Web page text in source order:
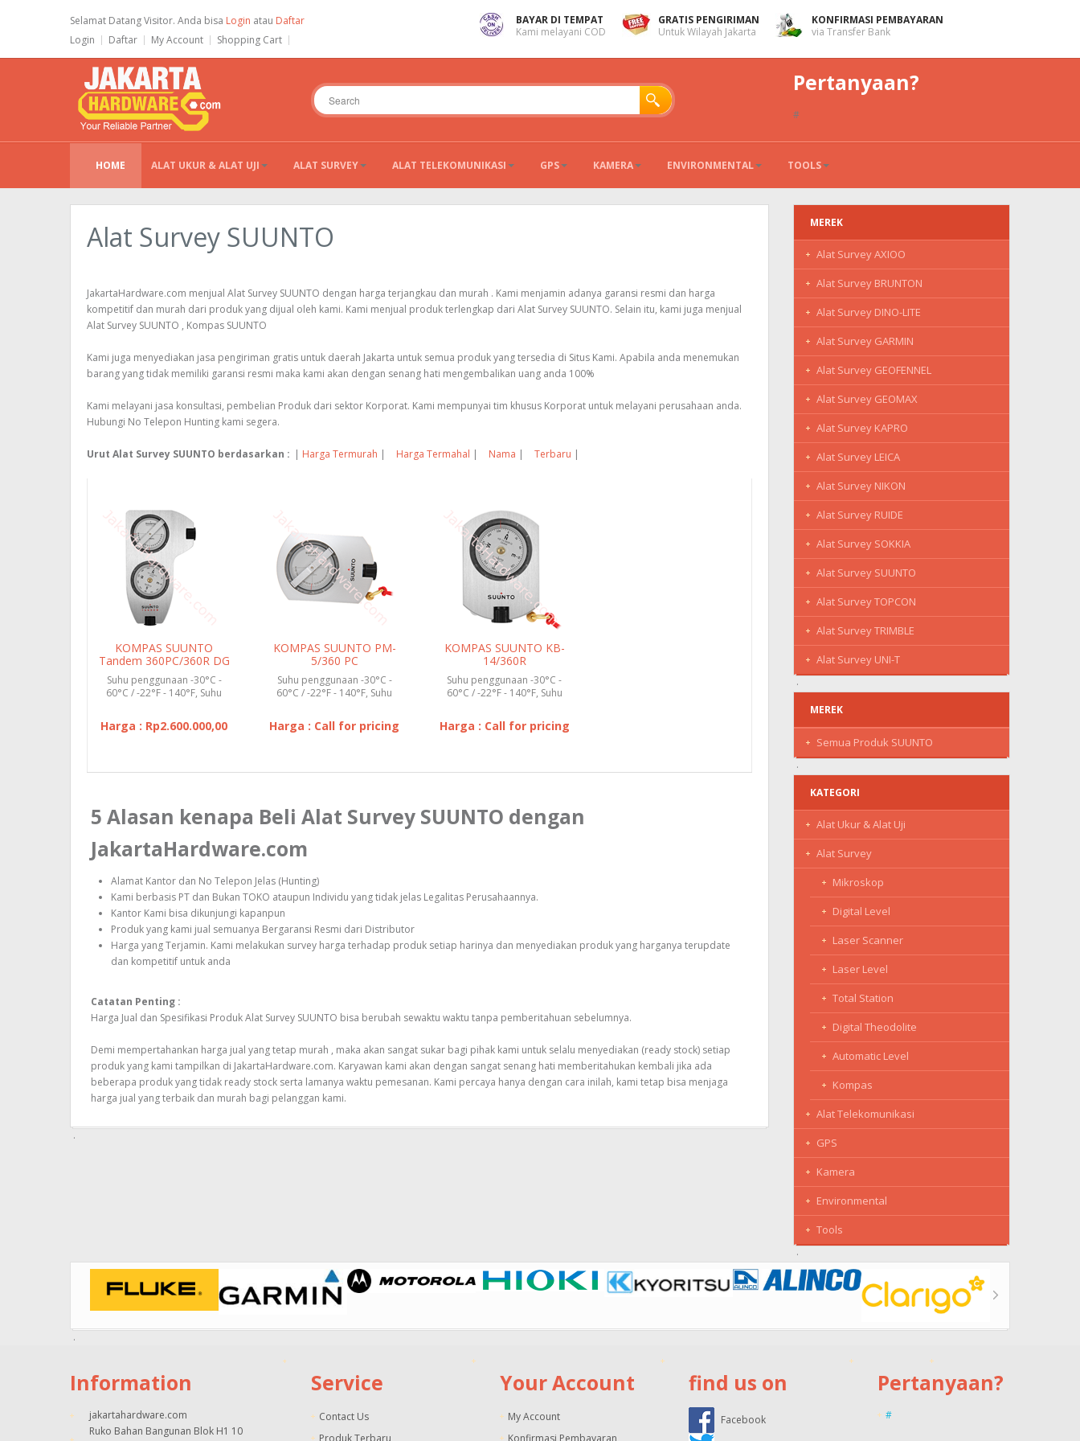
Selamat Datang Visitor. Anda bisa Login atau Daftar
Login
Daftar My Account Shopping Cart
BAYAR DI TEMPAT
Kami melayani COD
GRATIS PENGIRIMAN
Untuk Wilayah Jakarta
KONFIRMASI PEMBAYARAN
via Transfer Bank
Pertanyaan?
#
HOME ALAT UKUR & ALAT UJI ALAT SURVEY ALAT TELEKOMUNIKASI GPS KAMERA ENVIRONMENTAL TOOLS
Alat Survey SUUNTO
JakartaHardware.com menjual Alat Survey SUUNTO dengan harga terjangkau dan murah . Kami menjamin adanya garansi resmi dan harga
kompetitif dan murah dari produk yang dijual oleh kami. Kami menjual produk terlengkap dari Alat Survey SUUNTO. Selain itu, kami juga menjual
Alat Survey SUUNTO , Kompas SUUNTO
Kami juga menyediakan jasa pengiriman gratis untuk daerah Jakarta untuk semua produk yang tersedia di Situs Kami. Apabila anda menemukan
barang yang tidak memiliki garansi resmi maka kami akan dengan senang hati mengembalikan uang anda 100%
Kami melayani jasa konsultasi, pembelian Produk dari sektor Korporat. Kami mempunyai tim khusus Korporat untuk melayani perusahaan anda.
Hubungi No Telepon Hunting kami segera.
Urut Alat Survey SUUNTO berdasarkan : | Harga Termurah | Harga Termahal | Nama | Terbaru |
KOMPAS SUUNTO
Tandem 360PC/360R DG
Suhu penggunaan -30°C -
60°C / -22°F - 140°F, Suhu
Harga : Rp2.600.000,00
KOMPAS SUUNTO PM-
5/360 PC
Suhu penggunaan -30°C -
60°C / -22°F - 140°F, Suhu
Harga : Call for pricing
KOMPAS SUUNTO KB-
14/360R
Suhu penggunaan -30°C -
60°C / -22°F - 140°F, Suhu
Harga : Call for pricing
5 Alasan kenapa Beli Alat Survey SUUNTO dengan
JakartaHardware.com
Alamat Kantor dan No Telepon Jelas (Hunting)
Kami berbasis PT dan Bukan TOKO ataupun Individu yang tidak jelas Legalitas Perusahaannya.
Kantor Kami bisa dikunjungi kapanpun
Produk yang kami jual semuanya Bergaransi Resmi dari Distributor
Harga yang Terjamin. Kami melakukan survey harga terhadap produk setiap harinya dan menyediakan produk yang harganya terupdate
dan kompetitif untuk anda
Catatan Penting :
Harga Jual dan Spesifikasi Produk Alat Survey SUUNTO bisa berubah sewaktu waktu tanpa pemberitahuan sebelumnya.
Demi mempertahankan harga jual yang tetap murah , maka akan sangat sukar bagi pihak kami untuk selalu menyediakan (ready stock) setiap
produk yang kami tampilkan di JakartaHardware.com. Karyawan kami akan dengan sangat senang hati memberitahukan kembali jika ada
beberapa produk yang tidak ready stock serta lamanya waktu pemesanan. Kami percaya hanya dengan cara inilah, kami tetap bisa menjaga
harga jual yang terbaik dan murah bagi pelanggan kami.
MEREK
Alat Survey AXIOO
Alat Survey BRUNTON
Alat Survey DINO-LITE
Alat Survey GARMIN
Alat Survey GEOFENNEL
Alat Survey GEOMAX
Alat Survey KAPRO
Alat Survey LEICA
Alat Survey NIKON
Alat Survey RUIDE
Alat Survey SOKKIA
Alat Survey SUUNTO
Alat Survey TOPCON
Alat Survey TRIMBLE
Alat Survey UNI-T
MEREK
Semua Produk SUUNTO
KATEGORI
Alat Ukur & Alat Uji
Alat Survey
Mikroskop
Digital Level
Laser Scanner
Laser Level
Total Station
Digital Theodolite
Automatic Level
Kompas
Alat Telekomunikasi
GPS
Kamera
Environmental
Tools
Information
jakartahardware.com
Ruko Bahan Bangunan Blok H1 10
Service
Contact Us
Produk Terbaru
Your Account
My Account
Konfirmasi Pembayaran
find us on
Facebook
Pertanyaan?
#